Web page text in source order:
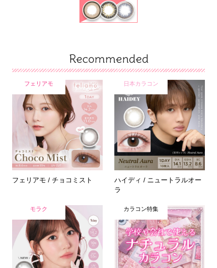
Recommended
フェリアモ
フェリアモ / チョコミスト
日本カラコン
ハイディ / ニュートラルオー
ラ
モラク カラコン特集